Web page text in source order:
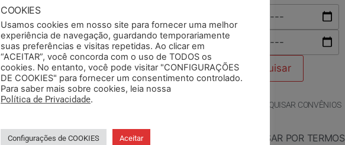
PESQUISAR CONVÊNIOS
PESQUISAR POR TERMOS
COOKIES
Usamos cookies em nosso site para fornecer uma melhor
experiência de navegação, guardando temporariamente
suas preferências e visitas repetidas. Ao clicar em
“ACEITAR”, você concorda com o uso de TODOS os
cookies. No entanto, você pode visitar "CONFIGURAÇÕES
DE COOKIES" para fornecer um consentimento controlado.
Para saber mais sobre cookies, leia nossa
Política de Privacidade.
Configurações de COOKIES Aceitar